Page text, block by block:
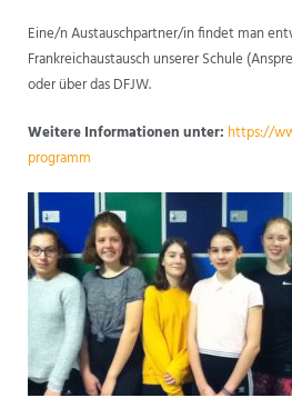
Eine/n Austauschpartner/in findet man
Frankreichaustausch unserer Schule
oder über das DFJW.
Weitere Informationen unter: https://
programm